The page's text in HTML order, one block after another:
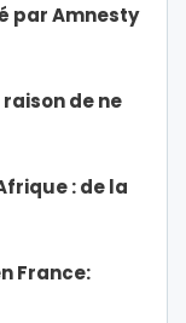
par Amnesty
de ne
: de la
France: